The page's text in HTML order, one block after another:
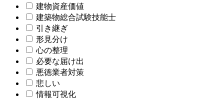
建物資産価値
建築物総合試験技能士
引き継ぎ
形見分け
心の整理
必要な届け出
悪徳業者対策
悲しい
情報可視化